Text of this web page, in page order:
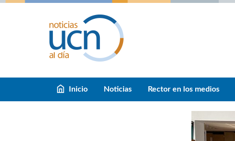
Inicio Noticias Rector en los medios